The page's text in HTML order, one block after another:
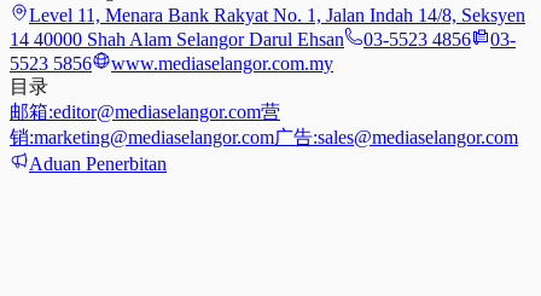
Level 11, Menara Bank Rakyat No. 1, Jalan Indah 14/8, Seksyen
14 40000 Shah Alam Selangor Darul Ehsan
03-5523 4856
03-
5523 5856
www.mediaselangor.com.my
目录
邮箱:editor@mediaselangor.com营
销:marketing@mediaselangor.com广告:sales@mediaselangor.com
Aduan Penerbitan